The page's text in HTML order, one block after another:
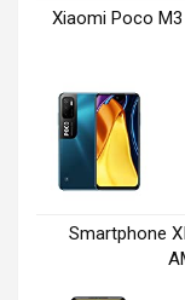
Xiaomi Poco M3
Smartphone